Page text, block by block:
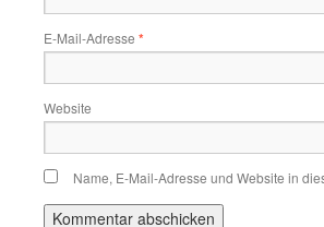
E-Mail-Adresse *
Website
Name, E-Mail-Adresse und Website in